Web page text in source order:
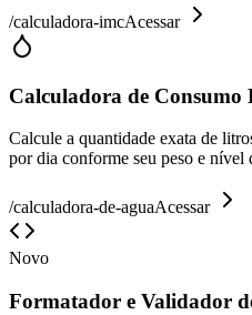
/calculadora-imcAcessar
Calculadora de Consumo
Calcule a quantidade exata de
por dia conforme seu peso e nível
/calculadora-de-aguaAcessar
Novo
Formatador e Validador